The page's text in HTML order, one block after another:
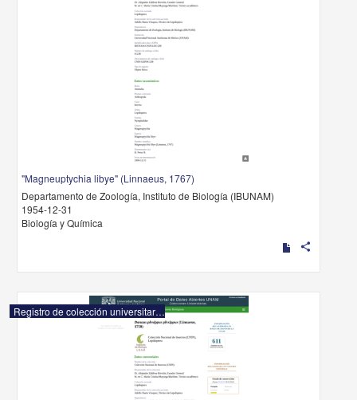
"Magneuptychia libye" (Linnaeus, 1767)
Departamento de Zoología, Instituto de Biología (IBUNAM)
1954-12-31
Biología y Química
share
Registro de colección universitaria